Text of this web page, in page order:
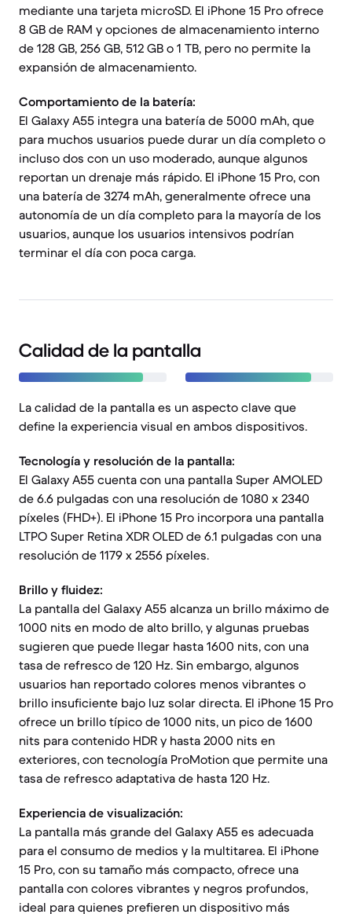
mediante una tarjeta microSD. El iPhone 15 Pro ofrece
8 GB de RAM y opciones de almacenamiento interno
de 128 GB, 256 GB, 512 GB o 1 TB, pero no permite la
expansión de almacenamiento.
Comportamiento de la batería:
El Galaxy A55 integra una batería de 5000 mAh, que
para muchos usuarios puede durar un día completo o
incluso dos con un uso moderado, aunque algunos
reportan un drenaje más rápido. El iPhone 15 Pro, con
una batería de 3274 mAh, generalmente ofrece una
autonomía de un día completo para la mayoría de los
usuarios, aunque los usuarios intensivos podrían
terminar el día con poca carga.
Calidad de la pantalla
La calidad de la pantalla es un aspecto clave que
define la experiencia visual en ambos dispositivos.
Tecnología y resolución de la pantalla:
El Galaxy A55 cuenta con una pantalla Super AMOLED
de 6.6 pulgadas con una resolución de 1080 x 2340
píxeles (FHD+). El iPhone 15 Pro incorpora una pantalla
LTPO Super Retina XDR OLED de 6.1 pulgadas con una
resolución de 1179 x 2556 píxeles.
Brillo y fluidez:
La pantalla del Galaxy A55 alcanza un brillo máximo de
1000 nits en modo de alto brillo, y algunas pruebas
sugieren que puede llegar hasta 1600 nits, con una
tasa de refresco de 120 Hz. Sin embargo, algunos
usuarios han reportado colores menos vibrantes o
brillo insuficiente bajo luz solar directa. El iPhone 15 Pro
ofrece un brillo típico de 1000 nits, un pico de 1600
nits para contenido HDR y hasta 2000 nits en
exteriores, con tecnología ProMotion que permite una
tasa de refresco adaptativa de hasta 120 Hz.
Experiencia de visualización:
La pantalla más grande del Galaxy A55 es adecuada
para el consumo de medios y la multitarea. El iPhone
15 Pro, con su tamaño más compacto, ofrece una
pantalla con colores vibrantes y negros profundos,
ideal para quienes prefieren un dispositivo más